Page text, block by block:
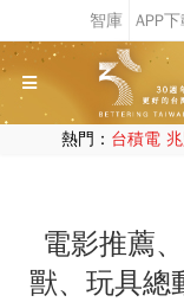
熱門： 台積電
電影推薦
獸、玩具總